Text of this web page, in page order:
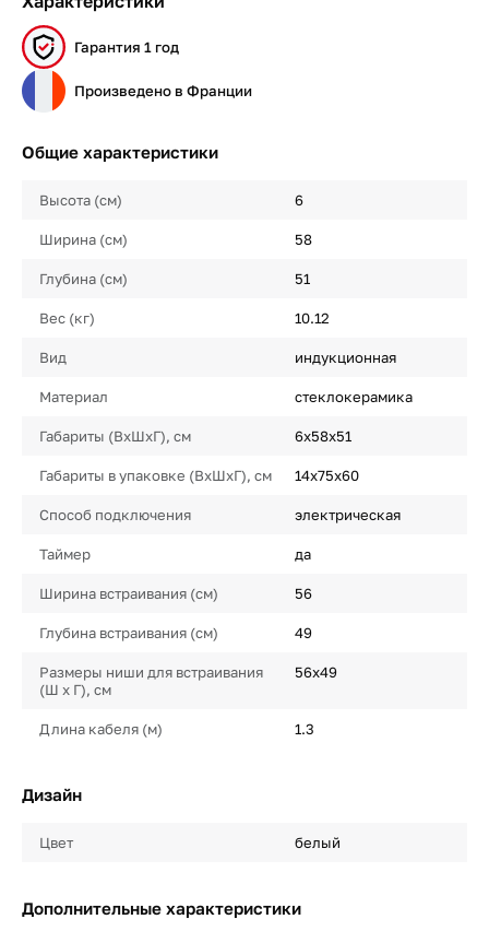
Гарантия 1 год
Произведено в Франции
Общие характеристики
Высота (см) 6
Ширина (см) 58
Глубина (см) 51
Вес (кг) 10.12
Вид индукционная
Материал стеклокерамика
Габариты (ВхШхГ), см 6x58x51
Габариты в упаковке (ВхШхГ), см 14x75x60
Способ подключения электрическая
Таймер да
Ширина встраивания (см) 56
Глубина встраивания (см) 49
Размеры ниши для встраивания
(Ш х Г), см
56x49
Длина кабеля (м) 1.3
Дизайн
Цвет белый
Дополнительные характеристики